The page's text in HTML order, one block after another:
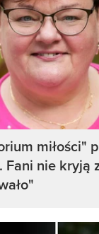
miłości"
Fani nie kryją